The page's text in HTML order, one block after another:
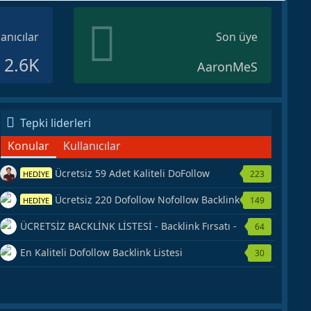
2.6K
Son üye
AaronMeS
Tepki liderleri
Konular
Kullanıcılar
HEDİYE Ücretsiz 59 Adet Kaliteli DoFollow
Backlink Kaynağı Veriyorum.
223
HEDİYE Ücretsiz 220 Dofollow Nofollow Backlink
Veriyorum
149
ÜCRETSİZ BACKLİNK LİSTESİ - Backlink Fırsatı -
Hemen Yetiş!
64
En Kaliteli Dofollow Backlink Listesi 30